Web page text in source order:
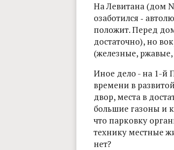
На Левитана (дом
озаботился ‑
положит. Перед
достаточно), но
(железные,
Иное дело - на 1-й
времени в
двор, места в
большие газоны и
что парковку
технику местные
нет?